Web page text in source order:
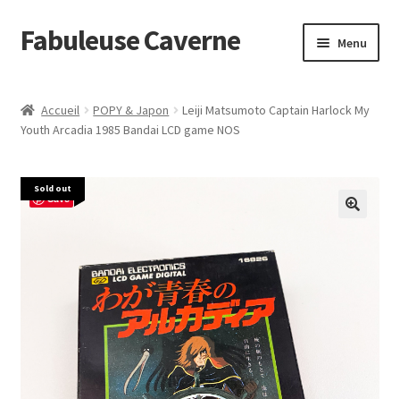
Aller
à
navigation
Aller
au
Fabuleuse Caverne Menu
En boutique
enfant
Superflat Museum Murakami
Accueil POPY & Japon
Leiji Matsumoto Captain Harlock My
Youth Arcadia 1985 Bandai LCD game NOS
Sold out
Save